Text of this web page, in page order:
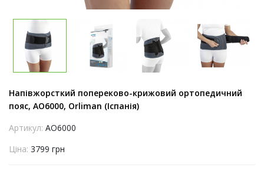
Напівжорсткий попереково-крижовий ортопедичний
пояс, AO6000, Orliman (Іспанія)
Артикул: AO6000
Ціна: 3799 грн